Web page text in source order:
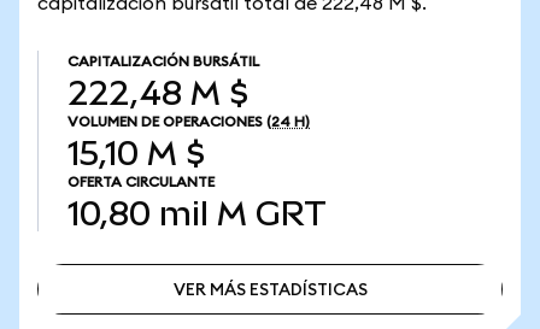
CAPITALIZACIÓN BURSÁTIL
222,48 M $
VOLUMEN DE OPERACIONES (24 H)
15,10 M $
OFERTA CIRCULANTE
10,80 mil M GRT
VER MÁS ESTADÍSTICAS